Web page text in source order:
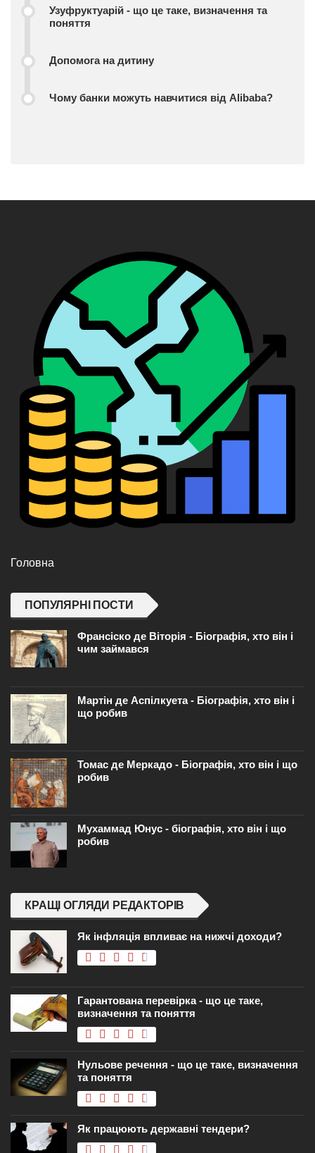
Узуфруктуарій - що це таке, визначення та
поняття
Допомога на дитину
Чому банки можуть навчитися від Alibaba?
Головна
ПОПУЛЯРНІ ПОСТИ
Франсіско де Віторія - Біографія, хто він і
чим займався
Мартін де Аспілкуета - Біографія, хто він і
що робив
Томас де Меркадо - Біографія, хто він і що
робив
Мухаммад Юнус - біографія, хто він і що
робив
КРАЩІ ОГЛЯДИ РЕДАКТОРІВ
Як інфляція впливає на нижчі доходи?
Гарантована перевірка - що це таке,
визначення та поняття
Нульове речення - що це таке, визначення
та поняття
Як працюють державні тендери?